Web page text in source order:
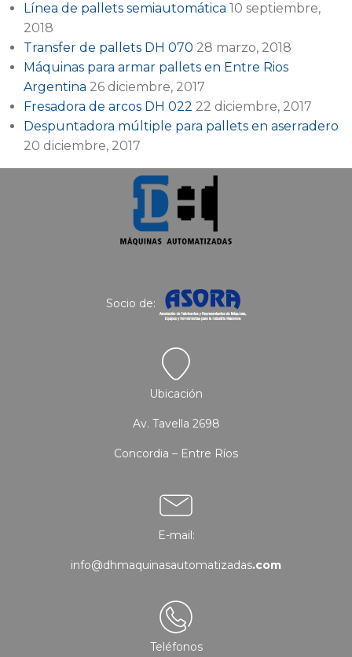
Línea de pallets semiautomática 10 septiembre,
2018
Transfer de pallets DH 070 28 marzo, 2018
Máquinas para armar pallets en Entre Rios
Argentina 26 diciembre, 2017
Fresadora de arcos DH 022 22 diciembre, 2017
Despuntadora múltiple para pallets en aserradero
20 diciembre, 2017
Socio de:
Ubicación
Av. Tavella 2698
Concordia – Entre Ríos
E-mail:
info@dhmaquinasautomatizadas.com
Teléfonos